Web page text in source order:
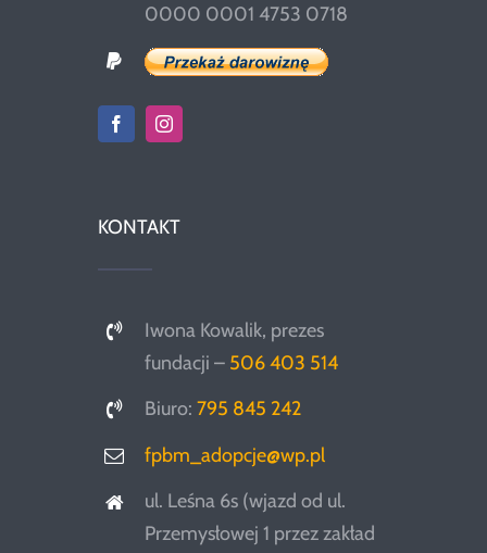
0000 0001 4753 0718
KONTAKT
Iwona Kowalik, prezes
fundacji – 506 403 514
Biuro:795 845 242
fpbm_adopcje@wp.pl
ul. Leśna 6s (wjazd od ul.
Przemysłowej 1 przez zakład